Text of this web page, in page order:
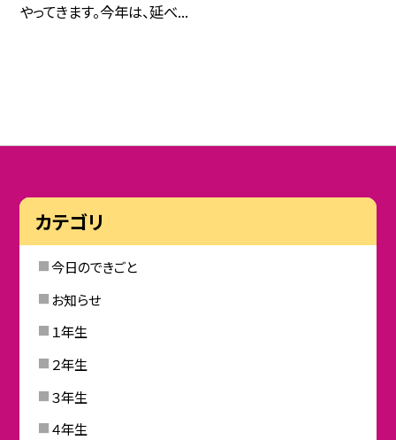
やってきます。今年は、延べ...
カテゴリ
今日のできごと
お知らせ
１年生
２年生
３年生
４年生